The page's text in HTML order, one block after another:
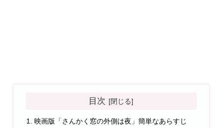
目次
映画版「さんかく窓の外側は夜」簡単なあらすじ